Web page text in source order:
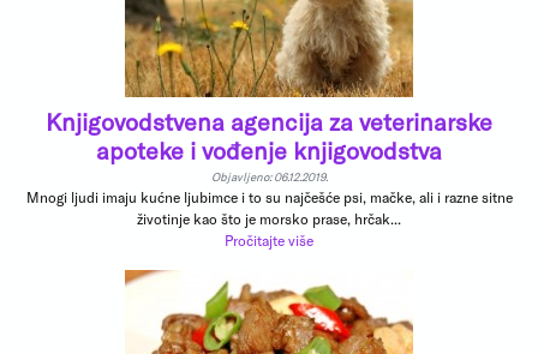
Knjigovodstvena agencija za veterinarske
apoteke i vođenje knjigovodstva
Objavljeno: 06.12.2019.
Mnogi ljudi imaju kućne ljubimce i to su najčešće psi, mačke, ali i razne sitne
životinje kao što je morsko prase, hrčak...
Pročitajte više